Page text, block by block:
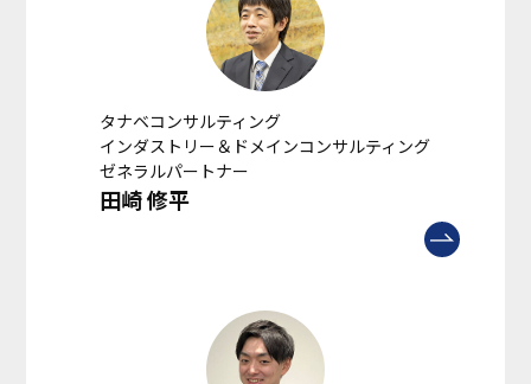
タナベコンサルティング
インダストリー＆ドメインコンサルティング
ゼネラルパートナー
田崎 修平